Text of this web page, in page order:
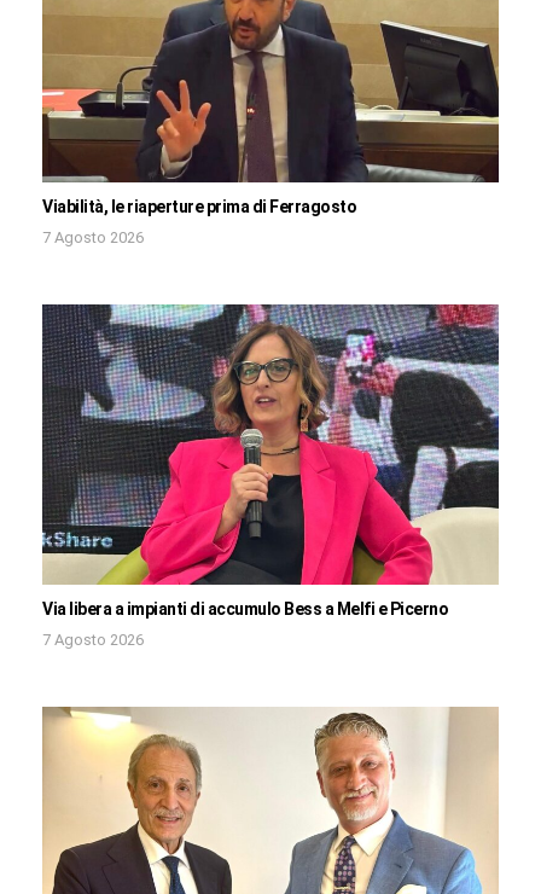
Viabilità, le riaperture prima di Ferragosto
7 Agosto 2026
Via libera a impianti di accumulo Bess a Melfi e Picerno
7 Agosto 2026